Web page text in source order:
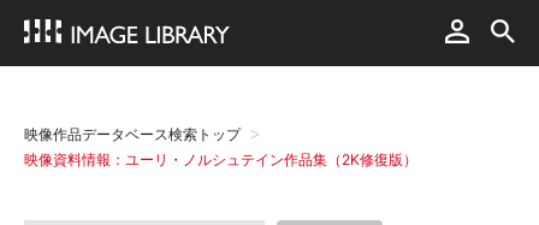
映像作品データベース検索トップ
映像資料情報：ユーリ・ノルシュテイン作品集（2K修復版）